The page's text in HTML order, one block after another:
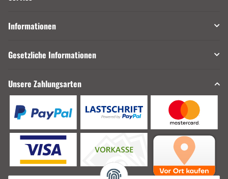
Informationen
Gesetzliche Informationen
Unsere Zahlungsarten